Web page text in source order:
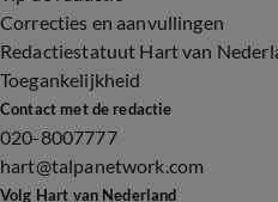
Correcties en aanvullingen
Redactiestatuut Hart van
Toegankelijkheid
Contact met de redactie
020-8007777
hart@talpanetwork.com
Volg Hart van Nederland